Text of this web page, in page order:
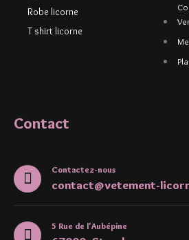
Robe licorne
T shirt licorne
Contact
Contactez-nous
contact@vetement-
5 Rue de l'Aubépine